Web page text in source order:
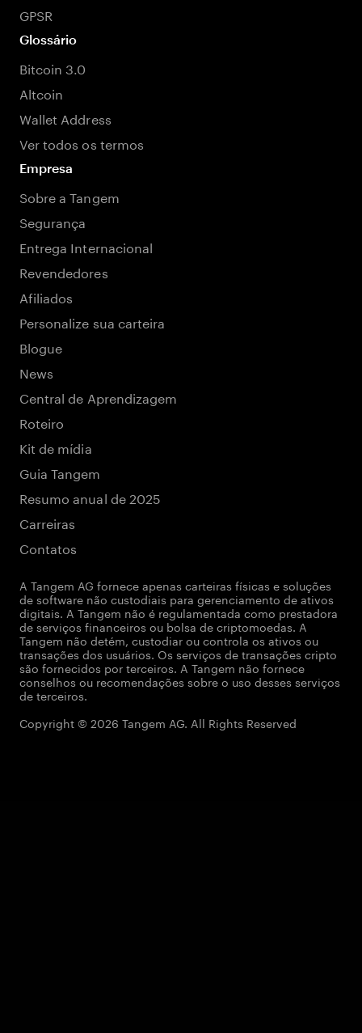
GPSR
Glossário
Bitcoin 3.0
Altcoin
Wallet Address
Ver todos os termos
Empresa
Sobre a Tangem
Segurança
Entrega Internacional
Revendedores
Afiliados
Personalize sua carteira
Blogue
News
Central de Aprendizagem
Roteiro
Kit de mídia
Guia Tangem
Resumo anual de 2025
Carreiras
Contatos
A Tangem AG fornece apenas carteiras físicas e soluções
de software não custodiais para gerenciamento de ativos
digitais. A Tangem não é regulamentada como prestadora
de serviços financeiros ou bolsa de criptomoedas. A
Tangem não detém, custodiar ou controla os ativos ou
transações dos usuários. Os serviços de transações cripto
são fornecidos por terceiros. A Tangem não fornece
conselhos ou recomendações sobre o uso desses serviços
de terceiros.